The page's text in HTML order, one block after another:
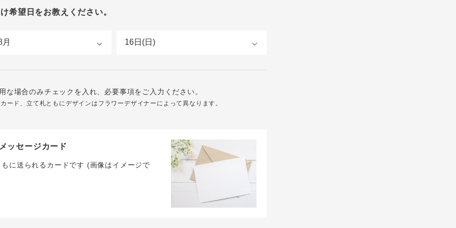
希望日をお教えください。
な場合のみチェックを入れ、必要事項をご入力ください。
ード、立て札ともにデザインはフラワーデザイナーによって異なります。
ッセージカード
に送られるカードです (画像はイメージで